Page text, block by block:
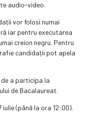
audio-video.
vor folosi numai
iar pentru executarea
creion negru. Pentru
candidații pot apela
a participa la
de Bacalaureat.
(până la ora 12:00).